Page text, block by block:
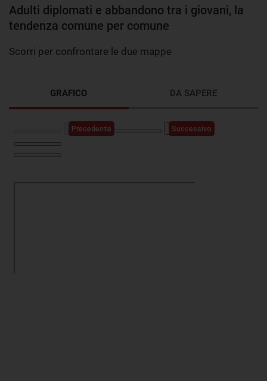
Adulti diplomati e abbandono tra i giovani, la
tendenza comune per comune
Scorri per confrontare le due mappe
GRAFICO DA SAPERE